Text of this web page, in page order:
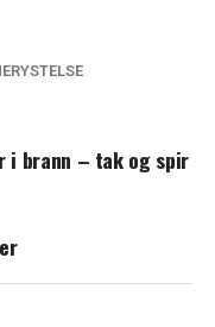
i brann – tak og spir